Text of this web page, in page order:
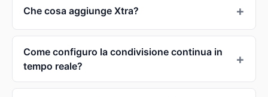
Che cosa aggiunge Xtra?
Come configuro la condivisione continua in
tempo reale?